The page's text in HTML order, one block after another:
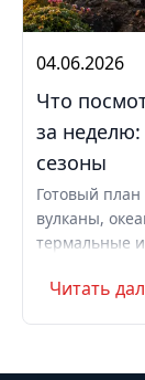
04.06.2026
Что
за
сезоны
Готовый
вулканы,
термальные
Читать